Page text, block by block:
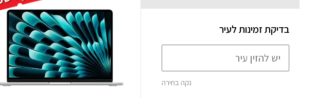
בדיקת זמינות לעיר
נקה בחירה